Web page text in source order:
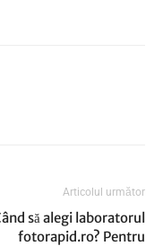
Articolul următor
să alegi laboratorul
fotorapid.ro? Pentru